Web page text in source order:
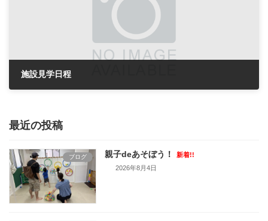
施設見学日程
最近の投稿
ブログ 親子deあそぼう！
新着!!
2026年8月4日